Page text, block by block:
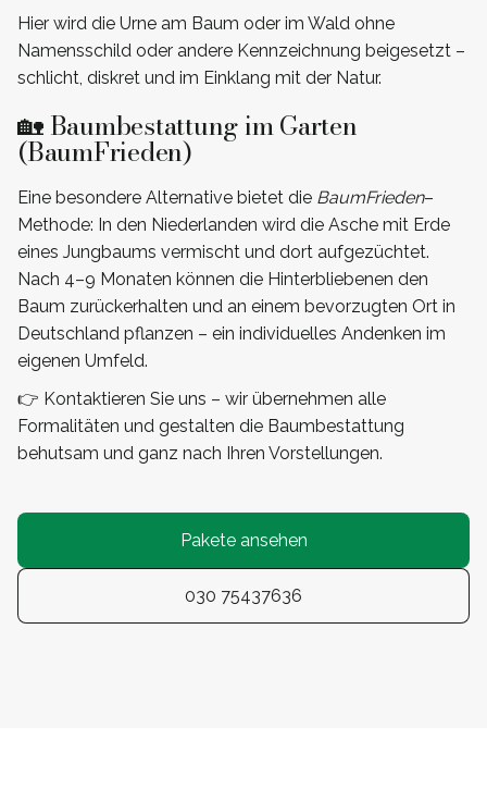
Hier wird die Urne am Baum oder im Wald ohne
Namensschild oder andere Kennzeichnung beigesetzt –
schlicht, diskret und im Einklang mit der Natur.
🏡 Baumbestattung im Garten
(BaumFrieden)
Eine besondere Alternative bietet die BaumFrieden–
Methode: In den Niederlanden wird die Asche mit Erde
eines Jungbaums vermischt und dort aufgezüchtet.
Nach 4–9 Monaten können die Hinterbliebenen den
Baum zurückerhalten und an einem bevorzugten Ort in
Deutschland pflanzen – ein individuelles Andenken im
eigenen Umfeld.
👉 Kontaktieren Sie uns – wir übernehmen alle
Formalitäten und gestalten die Baumbestattung
behutsam und ganz nach Ihren Vorstellungen.
Pakete ansehen
030 75437636